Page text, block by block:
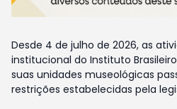
Desde 4 de julho de 2026, as
institucional do Instituto
suas unidades museológicas
restrições estabelecidas pela